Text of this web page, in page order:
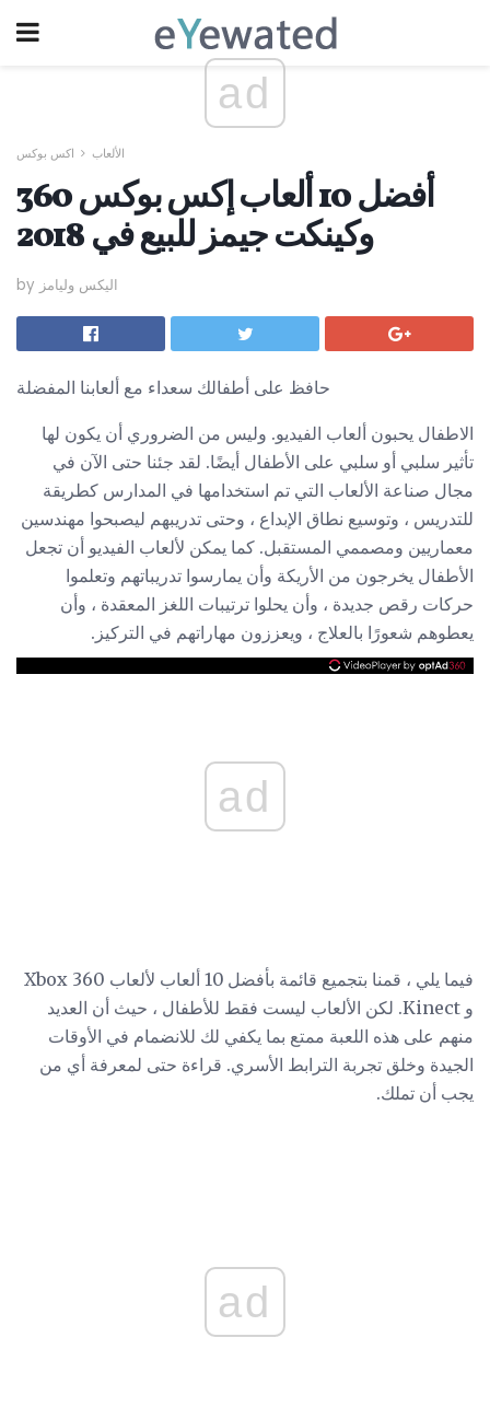
ad
الألعاب اكس بوكس
أفضل 10 ألعاب إكس بوكس ​​360
وكينكت جيمز للبيع في 2018
by اليكس وليامز
حافظ على أطفالك سعداء مع ألعابنا المفضلة
الاطفال يحبون ألعاب الفيديو. وليس من الضروري أن يكون لها
تأثير سلبي أو سلبي على الأطفال أيضًا. لقد جئنا حتى الآن في
مجال صناعة الألعاب التي تم استخدامها في المدارس كطريقة
للتدريس ، وتوسيع نطاق الإبداع ، وحتى تدريبهم ليصبحوا مهندسين
معماريين ومصممي المستقبل. كما يمكن لألعاب الفيديو أن تجعل
الأطفال يخرجون من الأريكة وأن يمارسوا تدريباتهم وتعلموا
حركات رقص جديدة ، وأن يحلوا ترتيبات اللغز المعقدة ، وأن
يعطوهم شعورًا بالعلاج ، ويعززون مهاراتهم في التركيز.
ad
فيما يلي ، قمنا بتجميع قائمة بأفضل 10 ألعاب لألعاب Xbox 360
و Kinect. لكن الألعاب ليست فقط للأطفال ، حيث أن العديد
منهم على هذه اللعبة ممتع بما يكفي لك للانضمام في الأوقات
الجيدة وخلق تجربة الترابط الأسري. قراءة حتى لمعرفة أي من
يجب أن تملك.
ad